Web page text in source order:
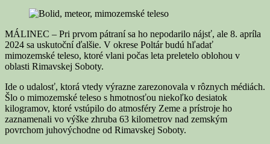
MÁLINEC – Pri prvom pátraní sa ho nepodarilo nájsť, ale 8. apríla
2024 sa uskutoční ďalšie. V okrese Poltár budú hľadať
mimozemské teleso, ktoré vlani počas leta preletelo oblohou v
oblasti Rimavskej Soboty.
Ide o udalosť, ktorá vtedy výrazne zarezonovala v rôznych médiách.
Šlo o mimozemské teleso s hmotnosťou niekoľko desiatok
kilogramov, ktoré vstúpilo do atmosféry Zeme a prístroje ho
zaznamenali vo výške zhruba 63 kilometrov nad zemským
povrchom juhovýchodne od Rimavskej Soboty.